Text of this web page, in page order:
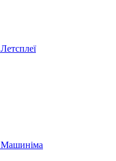
Летсплеї
Машиніма